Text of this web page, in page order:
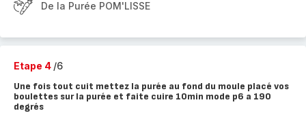
De la Purée POM'LISSE
Etape 4 /6
Une fois tout cuit mettez la purée au fond du moule placé vos
boulettes sur la purée et faite cuire 10min mode p6 a 190
degrés